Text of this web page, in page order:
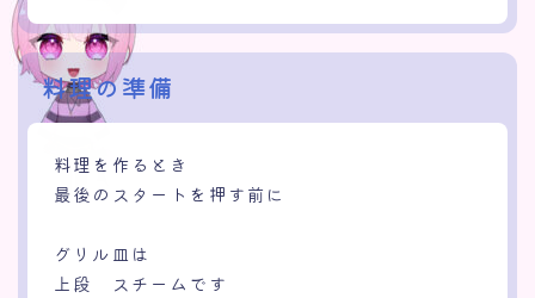
料理の準備
料理を作るとき
最後のスタートを押す前に
グリル皿は
上段 スチームです